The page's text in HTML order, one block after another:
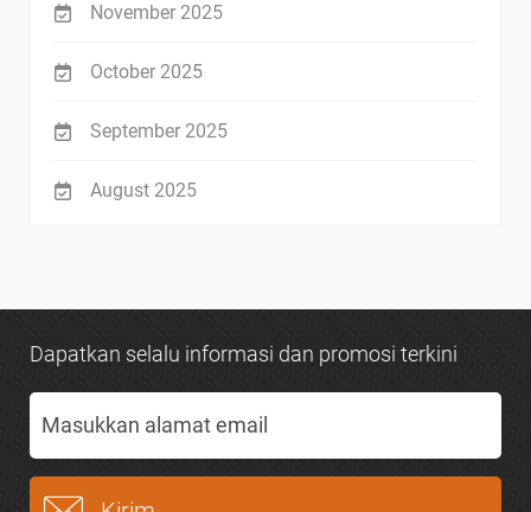
November 2025
October 2025
September 2025
August 2025
Dapatkan selalu informasi dan promosi terkini